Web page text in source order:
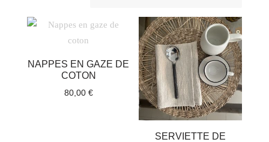
plus
ancien
NAPPES EN GAZE DE
COTON
80,00 €
SERVIETTE DE